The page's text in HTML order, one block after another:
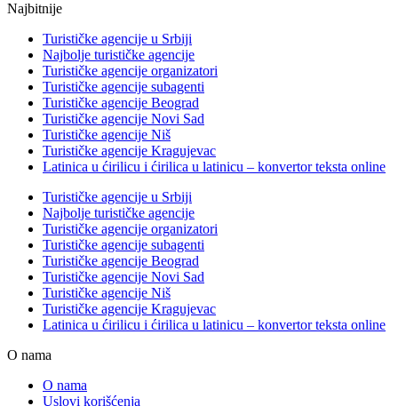
Najbitnije
Turističke agencije u Srbiji
Najbolje turističke agencije
Turističke agencije organizatori
Turističke agencije subagenti
Turističke agencije Beograd
Turističke agencije Novi Sad
Turističke agencije Niš
Turističke agencije Kragujevac
Latinica u ćirilicu i ćirilica u latinicu – konvertor teksta online
Turističke agencije u Srbiji
Najbolje turističke agencije
Turističke agencije organizatori
Turističke agencije subagenti
Turističke agencije Beograd
Turističke agencije Novi Sad
Turističke agencije Niš
Turističke agencije Kragujevac
Latinica u ćirilicu i ćirilica u latinicu – konvertor teksta online
O nama
O nama
Uslovi korišćenja